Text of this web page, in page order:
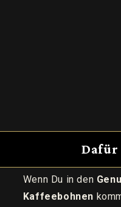
Wenn Du in den
Kaffeebohnen